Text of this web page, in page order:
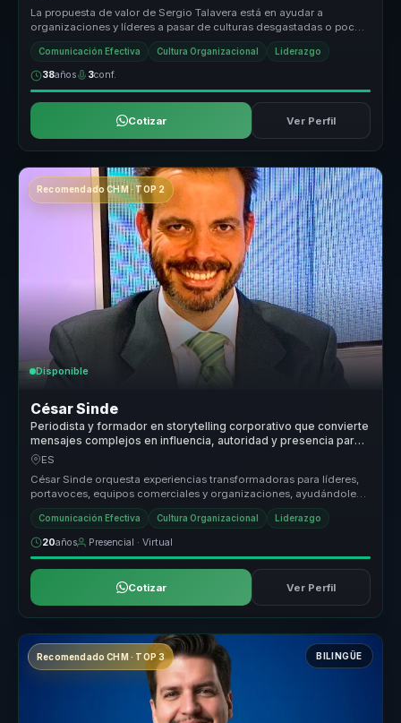
La propuesta de valor de Sergio Talavera está en ayudar a
organizaciones y líderes a pasar de culturas desgastadas o poco
coherentes a en...
Comunicación Efectiva Cultura Organizacional Liderazgo
38años 3conf.
Cotizar Ver Perfil
Recomendado CHM · TOP 2
Disponible
César Sinde
Periodista y formador en storytelling corporativo que convierte
mensajes complejos en influencia, autoridad y presencia para
líderes y portavoces.
ES
César Sinde orquesta experiencias transformadoras para líderes,
portavoces, equipos comerciales y organizaciones, ayudándoles
a dejar atr...
Comunicación Efectiva Cultura Organizacional Liderazgo
20años Presencial · Virtual
Cotizar Ver Perfil
Recomendado CHM · TOP 3 BILINGÜE